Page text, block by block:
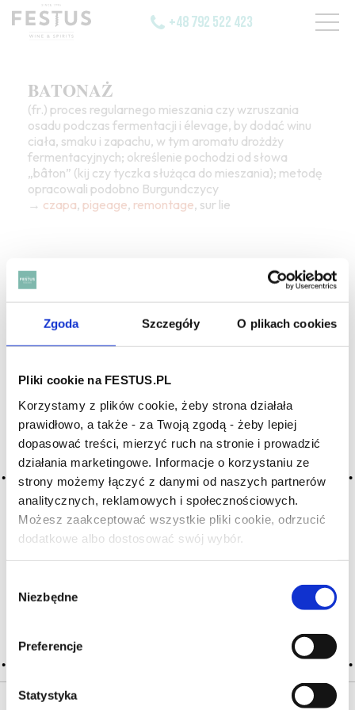
Zgoda Szczegóły O plikach cookies
Pliki cookie na FESTUS.PL
Korzystamy z plików cookie, żeby strona działała
prawidłowo, a także - za Twoją zgodą - żeby lepiej
dopasować treści, mierzyć ruch na stronie i prowadzić
działania marketingowe. Informacje o korzystaniu ze
strony możemy łączyć z danymi od naszych partnerów
analitycznych, reklamowych i społecznościowych.
Możesz zaakceptować wszystkie pliki cookie, odrzucić
dodatkowe albo dostosować swój wybór.
zgody
Niezbędne
Preferencje
Statystyka
Czy masz ukończone 18 lat?
+48 792 522 423
BATONAŻ
(fr.) proces regularnego mieszania czy wzruszania
osadu podczas fermentacji i élevage, by dodać winu
ciała, smaku i zapachu, w tym aromatu drożdży
fermentacyjnych; określenie pochodzi od słowa
„bâton” (kij czy tyczka służąca do mieszania); metodę
opracowali podobno Burgundczycy
→ czapa, pigeage, remontage, sur lie
HASŁA ALFABETYCZNIE:
WYBIERZ LITERĘ ALFABETU PONIŻEJ:
A B C-Ć D E F G
H I J K L-Ł M N
O-Ó P Q R S-Ś T
U V W X-Y
Z-Ź-Ż
Cały czas pracujemy nad wprowadzaniem do
słownika nowych haseł. Jeśli jakis termin stwarza